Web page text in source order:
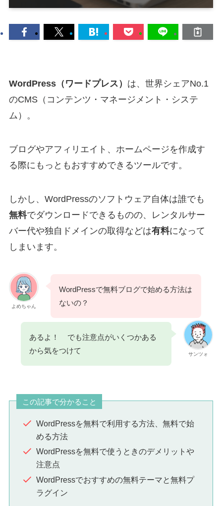
WordPress（ワードプレス） は、世界シェアNo.1
のCMS（コンテンツ・マネージメント・システ
ム）。
ブログやアフィリエイト、ホームページを作成す
る際にもっともおすすめできるツールです。
しかし、WordPressのソフトウェア自体は誰でも
無料でダウンロードできるものの、レンタルサー
バー代や独自ドメインの取得などは有料になって
しまいます。
よめちゃん
WordPressで無料ブログで始める方法は
ないの？
サンツォ
あるよ！
でも注意点がいくつかある
から気をつけて
この記事で分かること
WordPressを無料で利用する方法、無料で始
める方法
WordPressを無料で使うときのデメリットや
注意点
WordPressでおすすめの無料テーマと無料プ
ラグイン